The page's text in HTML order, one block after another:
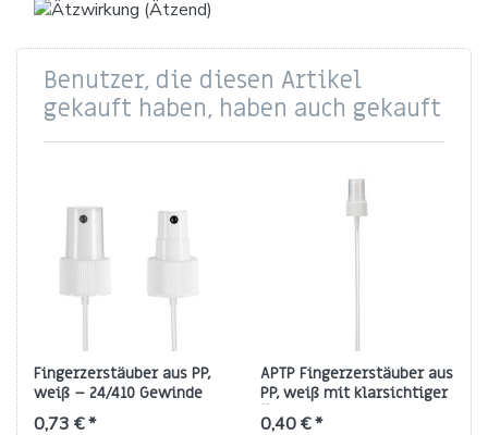
Benutzer, die diesen Artikel
gekauft haben, haben auch gekauft
Fingerzerstäuber aus PP,
weiß – 24/410 Gewinde
(APTP Sprühkopf)
0,73 € *
APTP Fingerzerstäuber aus
PP, weiß mit klarsichtiger
Überkappe, Gewinde
0,40 € *